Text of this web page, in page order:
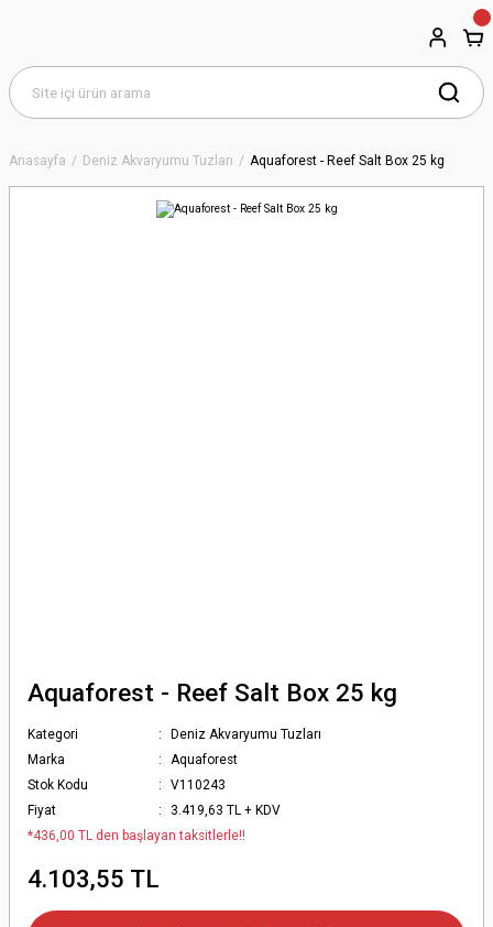
Anasayfa Deniz Akvaryumu Tuzları Aquaforest - Reef Salt Box 25 kg
Aquaforest - Reef Salt Box 25 kg
Kategori
Deniz Akvaryumu Tuzları
Marka
Aquaforest
Stok Kodu
V110243
Fiyat
3.419,63 TL + KDV
*436,00 TL den başlayan taksitlerle!!
4.103,55 TL